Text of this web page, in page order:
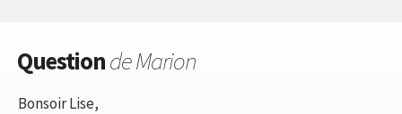
Questionde Marion
Bonsoir Lise,